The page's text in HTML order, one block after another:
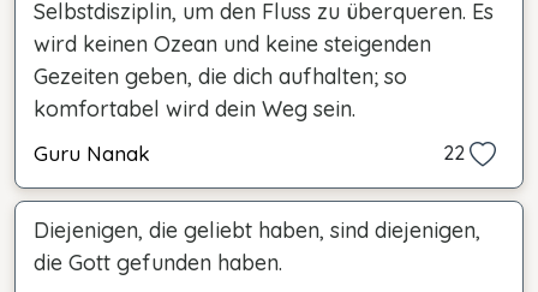
Selbstdisziplin, um den Fluss zu überqueren. Es
wird keinen Ozean und keine steigenden
Gezeiten geben, die dich aufhalten; so
komfortabel wird dein Weg sein.
Guru Nanak 22
Diejenigen, die geliebt haben, sind diejenigen,
die Gott gefunden haben.